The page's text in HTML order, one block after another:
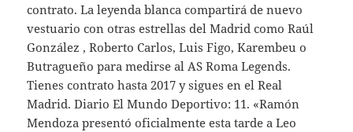
contrato. La leyenda blanca compartirá de nuevo
vestuario con otras estrellas del Madrid como Raúl
González , Roberto Carlos, Luis Figo, Karembeu o
Butragueño para medirse al AS Roma Legends.
Tienes contrato hasta 2017 y sigues en el Real
Madrid. Diario El Mundo Deportivo: 11. «Ramón
Mendoza presentó oficialmente esta tarde a Leo